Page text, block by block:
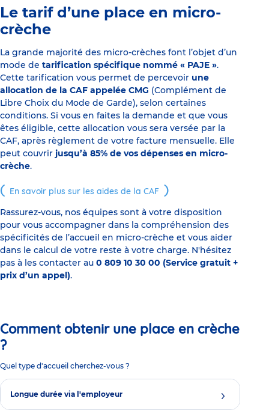
Le tarif d’une place en micro-
crèche
La grande majorité des micro-crèches font l’objet d’un
mode de tarification spécifique nommé « PAJE ».
Cette tarification vous permet de percevoir une
allocation de la CAF appelée CMG (Complément de
Libre Choix du Mode de Garde), selon certaines
conditions. Si vous en faites la demande et que vous
êtes éligible, cette allocation vous sera versée par la
CAF, après règlement de votre facture mensuelle. Elle
peut couvrir jusqu’à 85% de vos dépenses en micro-
crèche.
En savoir plus sur les aides de la CAF
Rassurez-vous, nos équipes sont à votre disposition
pour vous accompagner dans la compréhension des
spécificités de l’accueil en micro-crèche et vous aider
dans le calcul de votre reste à votre charge. N'hésitez
pas à les contacter au 0 809 10 30 00 (Service gratuit +
prix d’un appel).
Comment obtenir une place en crèche
?
Quel type d'accueil cherchez-vous ?
Longue durée via l'employeur